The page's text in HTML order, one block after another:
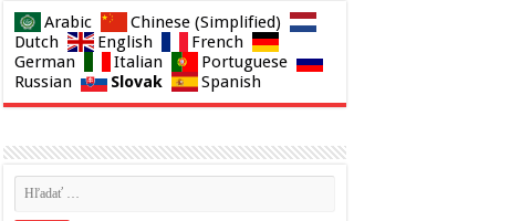
Arabic
Chinese (Simplified)
Dutch
English
French
German
Italian
Portuguese
Russian
Slovak Spanish